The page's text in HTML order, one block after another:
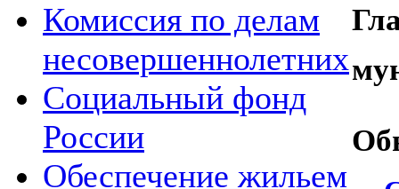
Комиссия по делам
несовершеннолетних
Социальный фонд
России
Обеспечение жильем